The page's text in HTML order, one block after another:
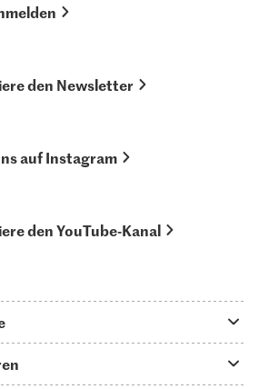
den Newsletter
auf Instagram
den YouTube-Kanal